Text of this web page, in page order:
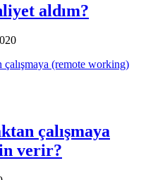
aldım?
çalışmaya
verir?